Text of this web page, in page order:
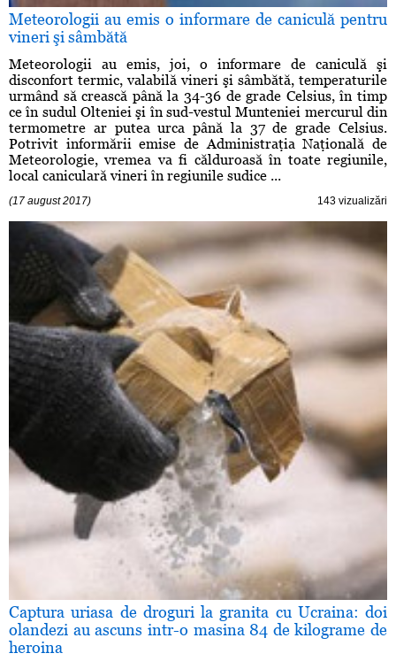
Meteorologii au emis o informare de caniculă pentru
vineri şi sâmbătă
Meteorologii au emis, joi, o informare de caniculă şi
disconfort termic, valabilă vineri şi sâmbătă, temperaturile
urmând să crească până la 34-36 de grade Celsius, în timp
ce în sudul Olteniei şi în sud-vestul Munteniei mercurul din
termometre ar putea urca până la 37 de grade Celsius.
Potrivit informării emise de Administraţia Naţională de
Meteorologie, vremea va fi călduroasă în toate regiunile,
local caniculară vineri în regiunile sudice ...
(17 august 2017) 143 vizualizări
Captura uriasa de droguri la granita cu Ucraina: doi
olandezi au ascuns intr-o masina 84 de kilograme de
heroina